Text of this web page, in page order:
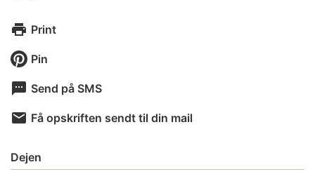
Print
Pin
Send på SMS
Få opskriften sendt til din mail
Dejen